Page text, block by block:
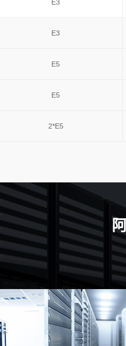
E3
E3
E5
E5
2*E5